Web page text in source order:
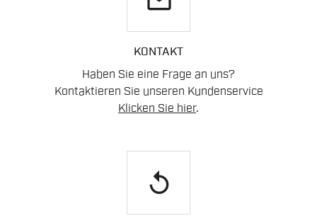
KONTAKT
Haben Sie eine Frage an uns?
Kontaktieren Sie unseren Kundenservice
Klicken Sie hier.
replay